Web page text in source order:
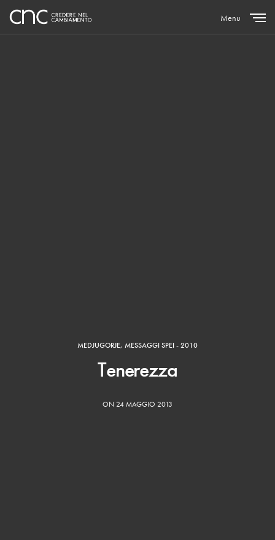
Menu
MEDJUGORJE, MESSAGGI SPEI - 2010
Tenerezza
ON 24 MAGGIO 2013